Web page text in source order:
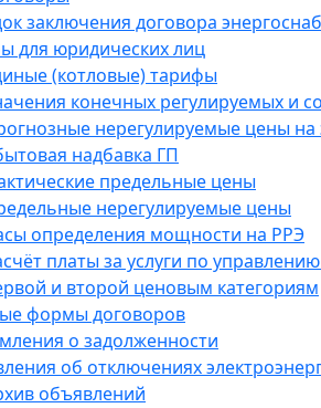
заключения договора
для юридических лиц
(котловые) тарифы
конечных регулируемых и
нерегулируемые цены на
надбавка ГП
предельные цены
нерегулируемые цены
определения мощности на РРЭ
платы за услуги по
и второй ценовым категориям
формы договоров
о задолженности
об отключениях
объявлений